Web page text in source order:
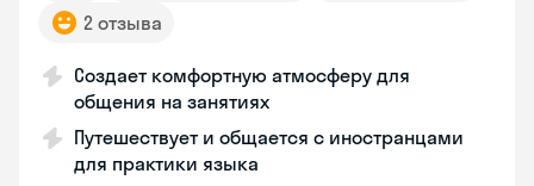
2 отзыва
Создает комфортную атмосферу для
общения на занятиях
Путешествует и общается с иностранцами
для практики языка